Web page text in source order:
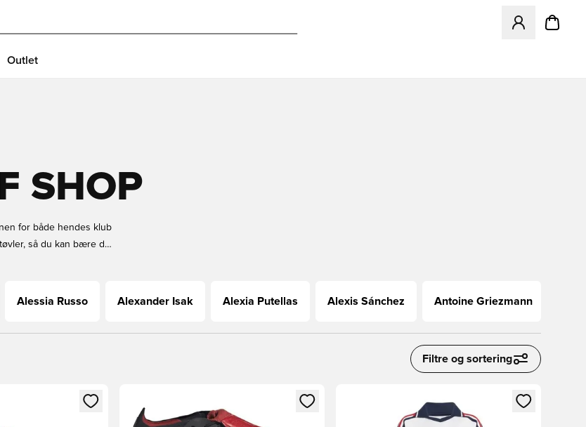
Åbner en
Outlet
SHOP
for både hendes klub
så du kan bære de
støtte hende fra
Alessia Russo Alexander Isak Alexia Putellas Alexis Sánchez Antoine Griezmann
Filtre og sortering
logge ind eller tilmelde dig som medlemÅbner en Modal til at logge ind eller tilmelde dig som medlemÅbner en Modal til at logge ind eller tilmelde dig